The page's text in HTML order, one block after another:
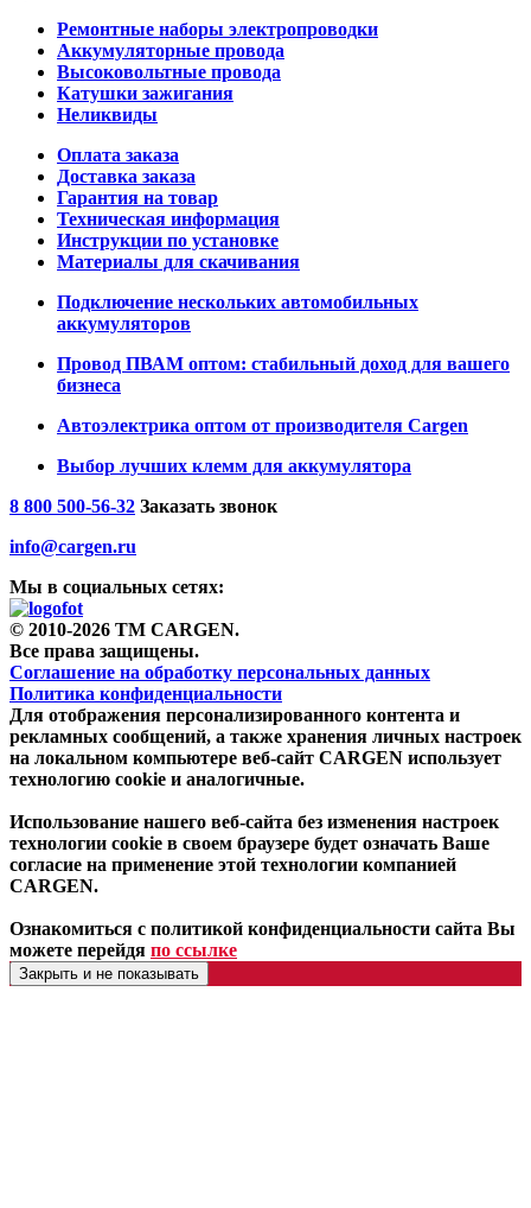
Ремонтные наборы электропроводки
Аккумуляторные провода
Высоковольтные провода
Катушки зажигания
Неликвиды
Оплата заказа
Доставка заказа
Гарантия на товар
Техническая информация
Инструкции по установке
Материалы для скачивания
Подключение нескольких автомобильных
аккумуляторов
Провод ПВАМ оптом: стабильный доход для вашего
бизнеса
Автоэлектрика оптом от производителя Cargen
Выбор лучших клемм для аккумулятора
8 800 500-56-32 Заказать звонок
info@cargen.ru
Мы в социальных сетях:
© 2010-2026 TM CARGEN.
Все права защищены.
Соглашение на обработку персональных данных
Политика конфиденциальности
Для отображения персонализированного контента и
рекламных сообщений, а также хранения личных настроек
на локальном компьютере веб-сайт CARGEN использует
технологию cookie и аналогичные.
Использование нашего веб-сайта без изменения настроек
технологии cookie в своем браузере будет означать Ваше
согласие на применение этой технологии компанией
CARGEN.
Ознакомиться с политикой конфиденциальности сайта Вы
можете перейдя по ссылке
Закрыть и не показывать